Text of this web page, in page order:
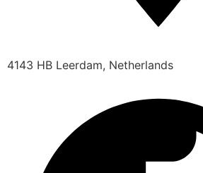
4143 HB Leerdam, Netherlands